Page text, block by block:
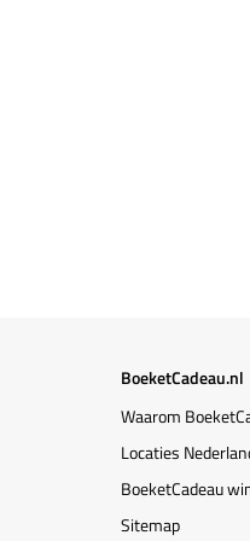
BoeketCadeau.nl
Waarom
Locaties
BoeketCadeau
Sitemap